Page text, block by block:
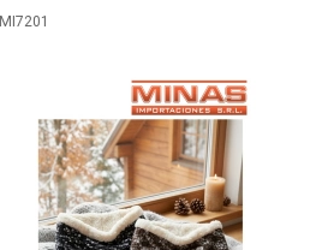
MI7201